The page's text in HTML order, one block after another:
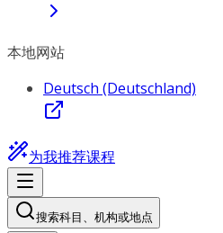
本地网站
Deutsch (Deutschland)
为我推荐课程
搜索科目、机构或地点